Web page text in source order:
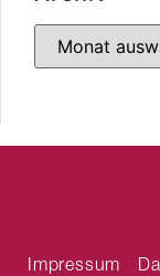
Impressum